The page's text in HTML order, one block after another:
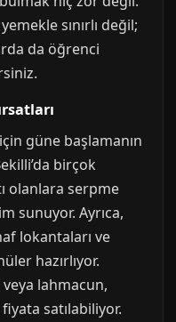
sınırlı değil;
da öğrenci
güne başlamanın
birçok
olanlara serpme
sunuyor. Ayrıca,
lokantaları ve
hazırlıyor.
lahmacun,
satılabiliyor.